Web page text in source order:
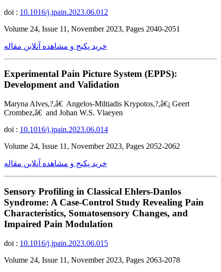
doi : 10.1016/j.jpain.2023.06.012
Volume 24, Issue 11, November 2023, Pages 2040-2051
خرید پکیج و مشاهده آنلاین مقاله
Experimental Pain Picture System (EPPS):
Development and Validation
Maryna Alves,?,â€ Angelos-Miltiadis Krypotos,?,â€¡ Geert
Crombez,â€ and Johan W.S. Vlaeyen
doi : 10.1016/j.jpain.2023.06.014
Volume 24, Issue 11, November 2023, Pages 2052-2062
خرید پکیج و مشاهده آنلاین مقاله
Sensory Profiling in Classical Ehlers-Danlos
Syndrome: A Case-Control Study Revealing Pain
Characteristics, Somatosensory Changes, and
Impaired Pain Modulation
doi : 10.1016/j.jpain.2023.06.015
Volume 24, Issue 11, November 2023, Pages 2063-2078